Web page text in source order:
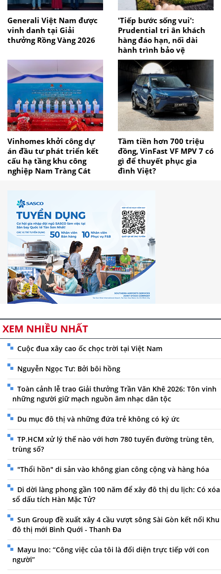
Generali Việt Nam được
vinh danh tại Giải
thưởng Rồng Vàng 2026
'Tiếp bước sống vui':
Prudential tri ân khách
hàng đáo hạn, nối dài
hành trình bảo vệ
Vinhomes khởi công dự
án đầu tư phát triển kết
cấu hạ tầng khu công
nghiệp Nam Tràng Cát
Tầm tiền hơn 700 triệu
đồng, VinFast VF MPV 7 có
gì để thuyết phục gia
đình Việt?
XEM NHIỀU NHẤT
Cuộc đua xây cao ốc chọc trời tại Việt Nam
Nguyễn Ngọc Tư: Bởi bôi hồng
Toàn cảnh lễ trao Giải thưởng Trần Văn Khê 2026: Tôn vinh
những người giữ mạch nguồn âm nhạc dân tộc
Du mục đô thị và những đứa trẻ không có ký ức
TP.HCM xử lý thế nào với hơn 780 tuyến đường trùng tên,
trùng số?
"Thổi hồn" di sản vào không gian công cộng và hàng hóa
Di dời làng phong gần 100 năm để xây đô thị du lịch: Có xóa
sổ dấu tích Hàn Mặc Tử?
Sun Group đề xuất xây 4 cầu vượt sông Sài Gòn kết nối Khu
đô thị mới Bình Quới - Thanh Đa
Mayu Ino: “Công việc của tôi là đối diện trực tiếp với con
người”